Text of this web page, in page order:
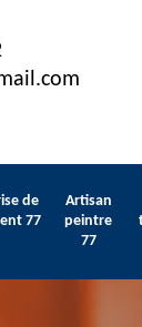
de
77
Artisan
peintre
77